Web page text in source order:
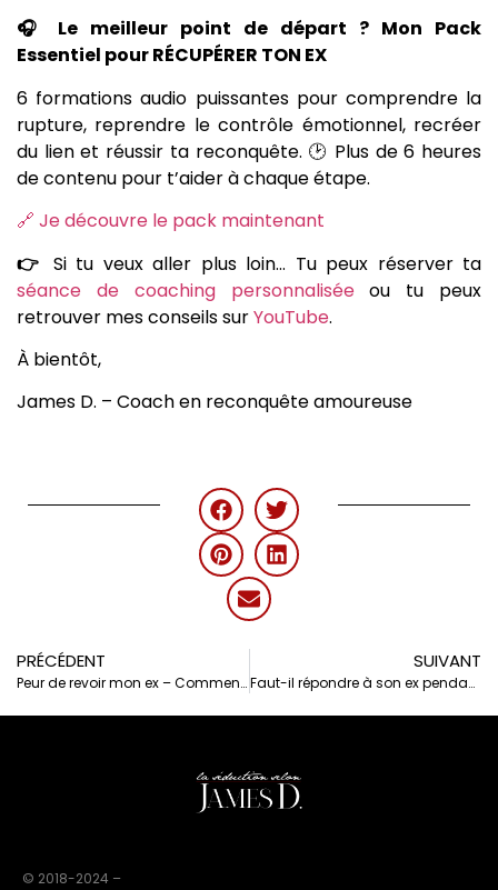
🎧 Le meilleur point de départ ? Mon Pack
Essentiel pour RÉCUPÉRER TON EX
6 formations audio puissantes pour comprendre la
rupture, reprendre le contrôle émotionnel, recréer
du lien et réussir ta reconquête. 🕑 Plus de 6 heures
de contenu pour t’aider à chaque étape.
🔗 Je découvre le pack maintenant
👉 Si tu veux aller plus loin… Tu peux réserver ta
séance de coaching personnaliséeou tu peux
retrouver mes conseils surYouTube.
À bientôt,
James D. – Coach en reconquête amoureuse
PRÉCÉDENT
Peur de revoir mon ex – Comment gérer le rendez-vous ?
SUIVANT
Faut-il répondre à son ex pendant le silence radio ?
© 2018-2024 –